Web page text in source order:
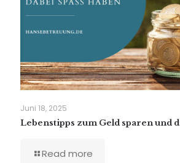
Juni 18, 2025
Lebenstipps zum Geld sparen und
Read more